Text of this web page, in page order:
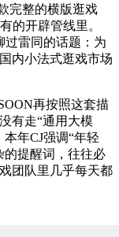
完整的横版逛戏
的开辟管线里。
过雷同的话题：为
内小法式逛戏市场
再按照这套描
有走“通用大模
年CJ强调“年轻
的提醒词，往往必
团队里几乎每天都